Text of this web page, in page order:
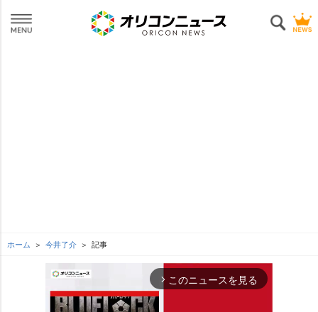
ホーム 今井了介 記事
arrow_forward_ios このニュースを見る